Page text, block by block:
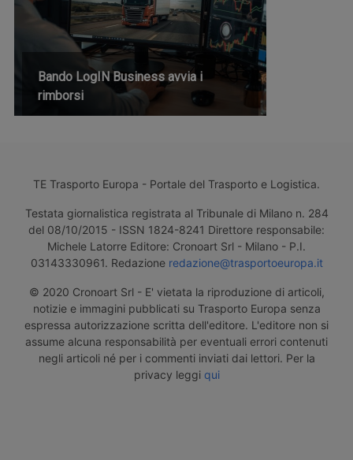
Bando LogIN Business avvia i
rimborsi
TE Trasporto Europa - Portale del Trasporto e Logistica.
Testata giornalistica registrata al Tribunale di Milano n. 284
del 08/10/2015 - ISSN 1824-8241 Direttore responsabile:
Michele Latorre Editore: Cronoart Srl - Milano - P.I.
03143330961. Redazione redazione@trasportoeuropa.it
© 2020 Cronoart Srl - E' vietata la riproduzione di articoli,
notizie e immagini pubblicati su Trasporto Europa senza
espressa autorizzazione scritta dell'editore. L'editore non si
assume alcuna responsabilità per eventuali errori contenuti
negli articoli né per i commenti inviati dai lettori. Per la
privacy leggi qui